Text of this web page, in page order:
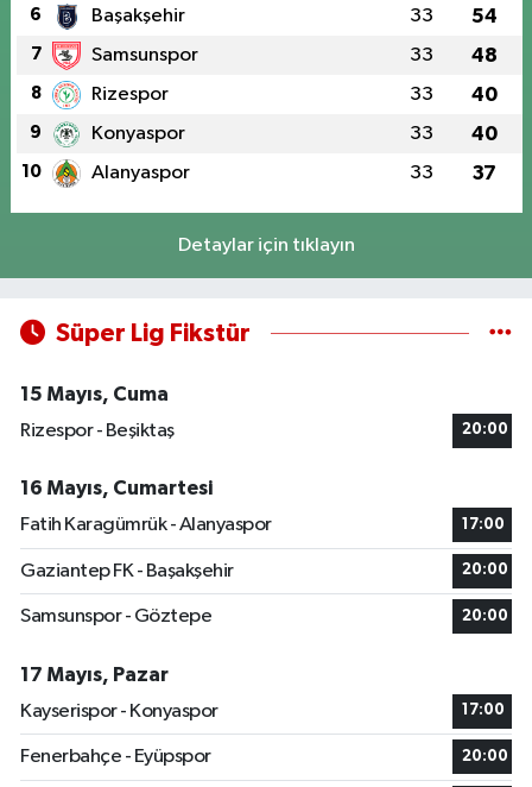
6 Başakşehir 33 54
7 Samsunspor 33 48
8 Rizespor 33 40
9 Konyaspor 33 40
10 Alanyaspor 33 37
Detaylar için tıklayın
Süper Lig Fikstür
15 Mayıs, Cuma
Rizespor - Beşiktaş
20:00
16 Mayıs, Cumartesi
Fatih Karagümrük - Alanyaspor
17:00
Gaziantep FK - Başakşehir 20:00
Samsunspor - Göztepe 20:00
17 Mayıs, Pazar
Kayserispor - Konyaspor
17:00
Fenerbahçe - Eyüpspor 20:00